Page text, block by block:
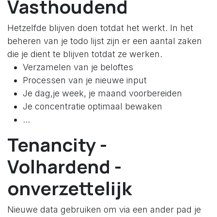
Vasthoudend
Hetzelfde blijven doen totdat het werkt. In het
beheren van je todo lijst zijn er een aantal zaken
die je dient te blijven totdat ze werken.
Verzamelen van je beloftes
Processen van je nieuwe input
Je dag,je week, je maand voorbereiden
Je concentratie optimaal bewaken
...
Tenancity -
Volhardend -
onverzettelijk
Nieuwe data gebruiken om via een ander pad je